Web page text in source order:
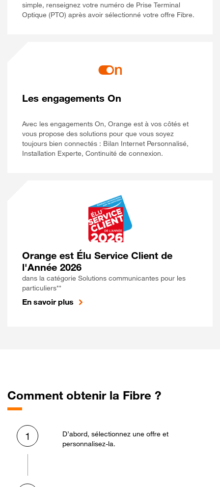
simple, renseignez votre numéro de Prise Terminal
Optique (PTO) après avoir sélectionné votre offre Fibre.
Les engagements On
Avec les engagements On, Orange est à vos côtés et
vous propose des solutions pour que vous soyez
toujours bien connectés : Bilan Internet Personnalisé,
Installation Experte, Continuité de connexion.
Orange est Élu Service Client de
l'Année 2026
dans la catégorie Solutions communicantes pour les
particuliers**
En savoir plus
Comment obtenir la Fibre ?
1
D’abord, sélectionnez une offre et
personnalisez-la.